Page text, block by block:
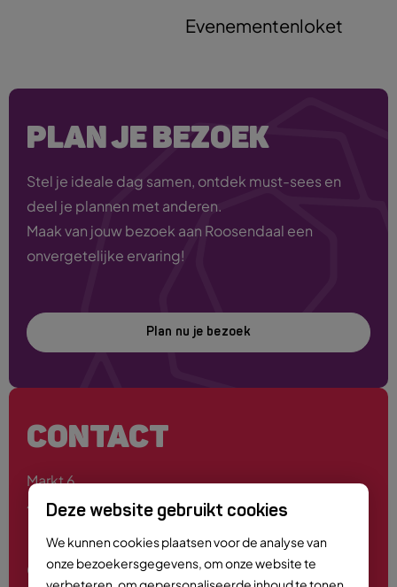
Deze website gebruikt cookies
We kunnen cookies plaatsen voor de analyse van
onze bezoekersgegevens, om onze website te
Evenementenloket
PLAN JE BEZOEK
Stel je ideale dag samen, ontdek must-sees en
deel je plannen met anderen.
Maak van jouw bezoek aan Roosendaal een
onvergetelijke ervaring!
Plan nu je bezoek
CONTACT
Markt 6
4701 PE Roosendaal
0165 - 55 44 00